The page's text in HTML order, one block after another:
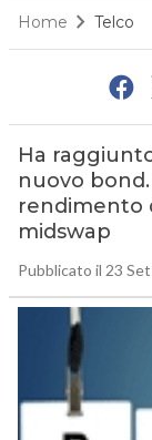
Home Telco
Ha
nuovo bond.
rendimento
midswap
Pubblicato il 23